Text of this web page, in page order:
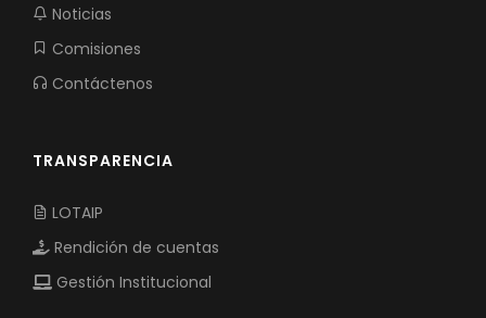
Noticias
Comisiones
Contáctenos
TRANSPARENCIA
LOTAIP
Rendición de cuentas
Gestión Institucional